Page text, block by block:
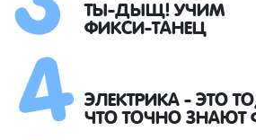
ТЫ-ДЫЩ! УЧИМ
ФИКСИ-ТАНЕЦ
ЭЛЕКТРИКА - ЭТО
ЧТО ТОЧНО ЗНАЮТ